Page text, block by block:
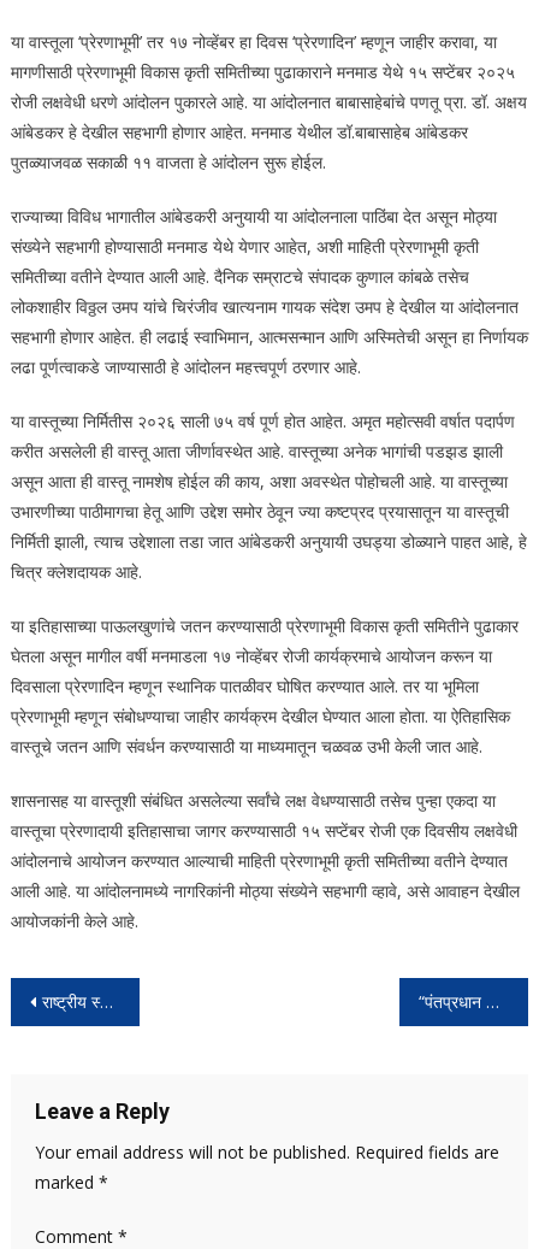
या वास्तूला ‘प्रेरणाभूमी’ तर १७ नोव्हेंबर हा दिवस ‘प्रेरणादिन’ म्हणून जाहीर करावा, या
मागणीसाठी प्रेरणाभूमी विकास कृती समितीच्या पुढाकाराने मनमाड येथे १५ सप्टेंबर २०२५
रोजी लक्षवेधी धरणे आंदोलन पुकारले आहे. या आंदोलनात बाबासाहेबांचे पणतू प्रा. डॉ. अक्षय
आंबेडकर हे देखील सहभागी होणार आहेत. मनमाड येथील डॉ.बाबासाहेब आंबेडकर
पुतळ्याजवळ सकाळी ११ वाजता हे आंदोलन सुरू होईल.
राज्याच्या विविध भागातील आंबेडकरी अनुयायी या आंदोलनाला पाठिंबा देत असून मोठ्या
संख्येने सहभागी होण्यासाठी मनमाड येथे येणार आहेत, अशी माहिती प्रेरणाभूमी कृती
समितीच्या वतीने देण्यात आली आहे. दैनिक सम्राटचे संपादक कुणाल कांबळे तसेच
लोकशाहीर विठ्ठल उमप यांचे चिरंजीव खात्यनाम गायक संदेश उमप हे देखील या आंदोलनात
सहभागी होणार आहेत. ही लढाई स्वाभिमान, आत्मसन्मान आणि अस्मितेची असून हा निर्णायक
लढा पूर्णत्वाकडे जाण्यासाठी हे आंदोलन महत्त्वपूर्ण ठरणार आहे.
या वास्तूच्या निर्मितीस २०२६ साली ७५ वर्ष पूर्ण होत आहेत. अमृत महोत्सवी वर्षात पदार्पण
करीत असलेली ही वास्तू आता जीर्णावस्थेत आहे. वास्तूच्या अनेक भागांची पडझड झाली
असून आता ही वास्तू नामशेष होईल की काय, अशा अवस्थेत पोहोचली आहे. या वास्तूच्या
उभारणीच्या पाठीमागचा हेतू आणि उद्देश समोर ठेवून ज्या कष्टप्रद प्रयासातून या वास्तूची
निर्मिती झाली, त्याच उद्देशाला तडा जात आंबेडकरी अनुयायी उघड्या डोळ्याने पाहत आहे, हे
चित्र क्लेशदायक आहे.
या इतिहासाच्या पाऊलखुणांचे जतन करण्यासाठी प्रेरणाभूमी विकास कृती समितीने पुढाकार
घेतला असून मागील वर्षी मनमाडला १७ नोव्हेंबर रोजी कार्यक्रमाचे आयोजन करून या
दिवसाला प्रेरणादिन म्हणून स्थानिक पातळीवर घोषित करण्यात आले. तर या भूमिला
प्रेरणाभूमी म्हणून संबोधण्याचा जाहीर कार्यक्रम देखील घेण्यात आला होता. या ऐतिहासिक
वास्तूचे जतन आणि संवर्धन करण्यासाठी या माध्यमातून चळवळ उभी केली जात आहे.
शासनासह या वास्तूशी संबंधित असलेल्या सर्वांचे लक्ष वेधण्यासाठी तसेच पुन्हा एकदा या
वास्तूचा प्रेरणादायी इतिहासाचा जागर करण्यासाठी १५ सप्टेंबर रोजी एक दिवसीय लक्षवेधी
आंदोलनाचे आयोजन करण्यात आल्याची माहिती प्रेरणाभूमी कृती समितीच्या वतीने देण्यात
आली आहे. या आंदोलनामध्ये नागरिकांनी मोठ्या संख्येने सहभागी व्हावे, असे आवाहन देखील
आयोजकांनी केले आहे.
Post
राष्ट्रीय स्मारकाचा दर्जा मिळूनही चवदार तळे दुर्लक्षितच! पावसामुळे परिसरात ठिकठिकाणी चिखलगाळ चवदार पाण्यावर चढला हिरव्या शेवाळाचा थर “पंतप्रधान मोदी ७५ व्या वर्षी: त्यांच्या नेतृत्वाखाली भारत जगातील चौथ्या क्रमांकाचा सर्वात मोठा भांडवली बाजार म्हणून उदयास आला”, NSE MD आणि CEO
Leave a Reply
Your email address will not be published. Required fields are
marked *
Comment *